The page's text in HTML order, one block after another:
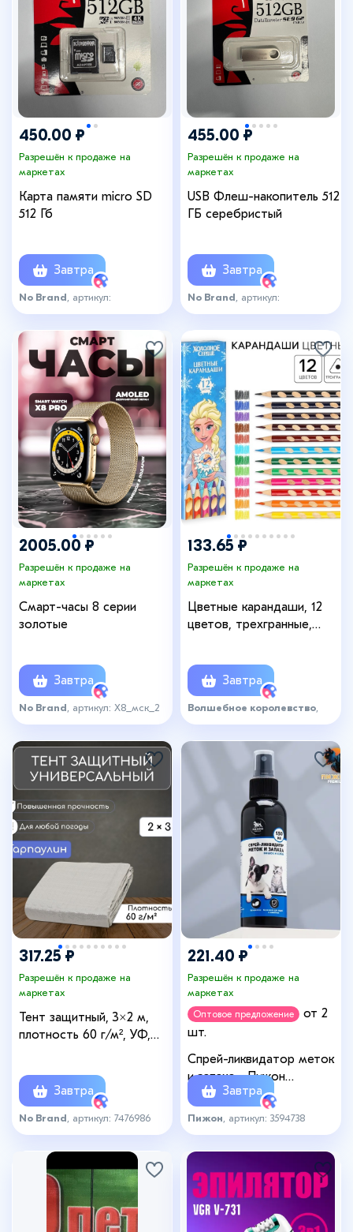
450.00 ₽
Разрешён к продаже на
маркетах
Карта памяти micro SD
512 Гб
Завтра
No Brand , артикул:
КартаПамяти512Гбмск
455.00 ₽
Разрешён к продаже на
маркетах
USB Флеш-накопитель 512
ГБ серебристый
Завтра
No Brand , артикул:
USB_Флеш_512Гб_мск
2005.00 ₽
Разрешён к продаже на
маркетах
Смарт-часы 8 серии
золотые
Завтра
No Brand , артикул: Х8_мск_2
133.65 ₽
Разрешён к продаже на
маркетах
Цветные карандаши, 12
цветов, трехгранные,
Завтра
Волшебное королевство
артикул: 7749770
317.25 ₽
Разрешён к продаже на
маркетах
Тент защитный, 3×2 м,
плотность 60 г/м², УФ,
Завтра
No Brand , артикул: 7476986
221.40 ₽
Разрешён к продаже на
маркетах
Оптовое предложение
от 2
шт.
Спрей-ликвидатор меток
и запаха, «Пижон
Премиум», для кошек и
собак, 150 мл
Завтра
Пижон , артикул: 3594738